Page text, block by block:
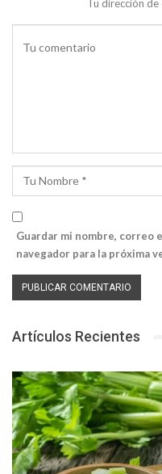
Tu dirección de
Guardar mi nombre, correo
navegador para la próxima
Artículos Recientes